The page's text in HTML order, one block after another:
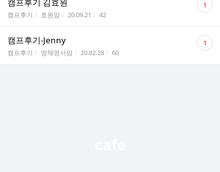
게시판명
캠프후기 작성자
효원맘 작성시간
20.09.21 조회수
42
글 1
캠프후기-Jenny
게시판명
캠프후기 작성자
영채영서맘 작성시간
20.02.28 조회수
60
댓
글 1